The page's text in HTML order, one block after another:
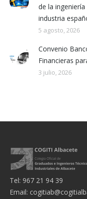
de la
industria
5 agosto, 2026
Convenio
Financieras
3 julio, 2026
Tel: 967 21 94 39
Email: